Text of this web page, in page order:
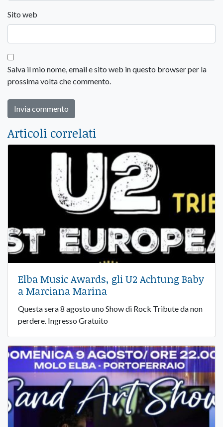
Sito web
Salva il mio nome, email e sito web in questo browser per la
prossima volta che commento.
Articoli correlati
Elba Music Awards, gli U2 Achtung Baby
a Marciana Marina
Questa sera 8 agosto uno Show di Rock Tribute da non
perdere. Ingresso Gratuito